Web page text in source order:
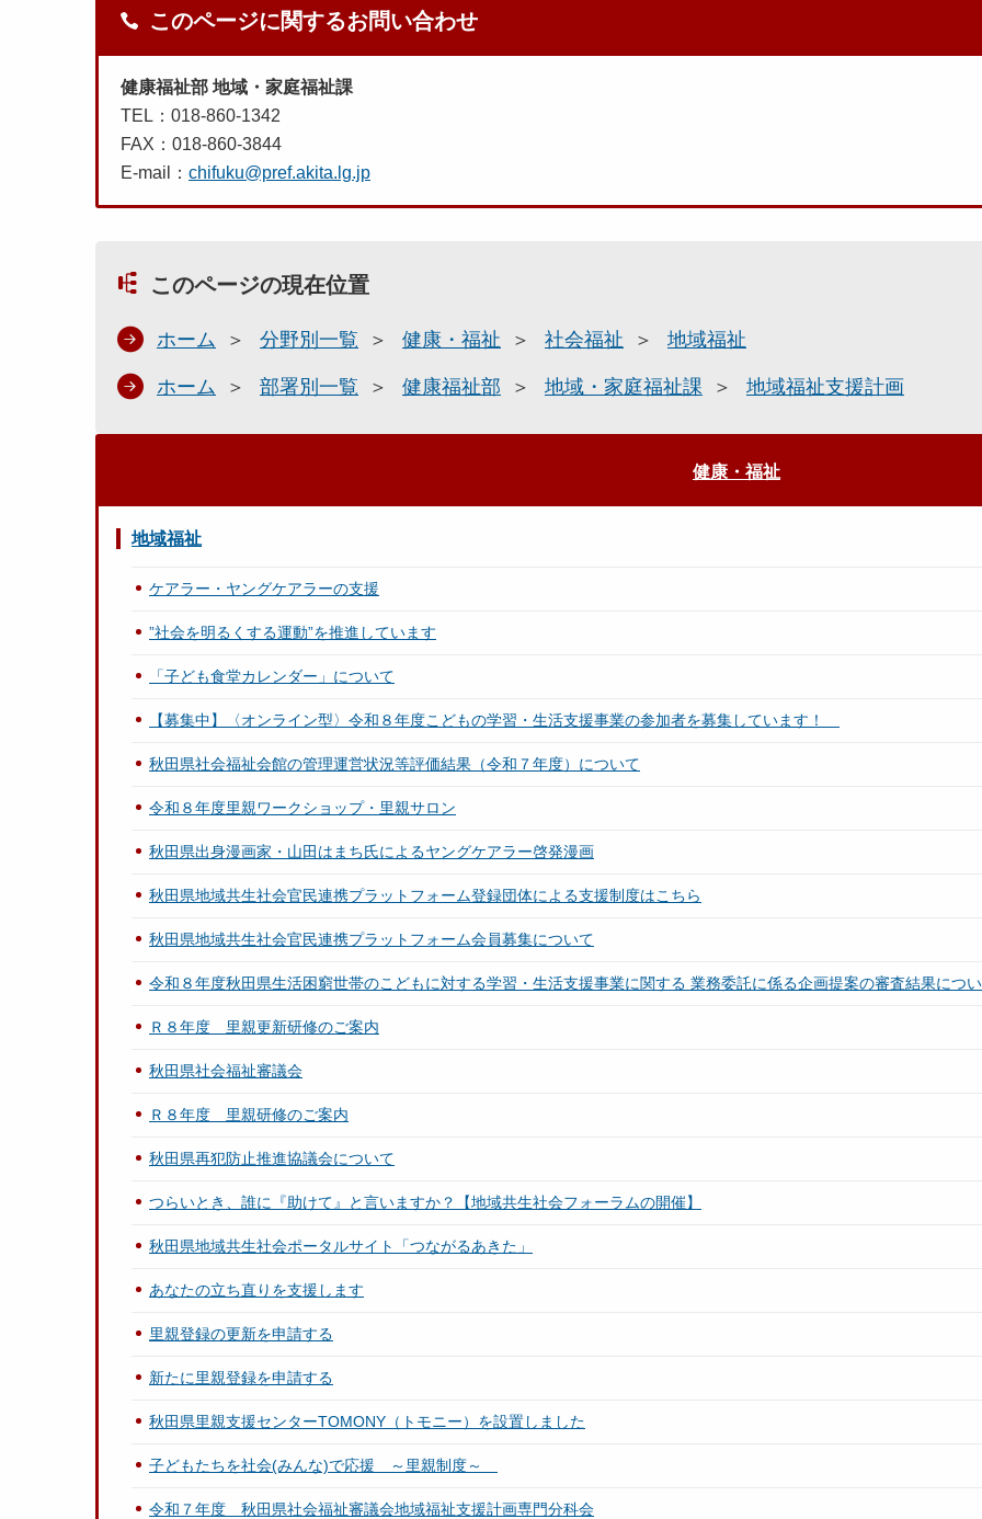
このページに関するお問い合わせ
健康福祉部 地域・家庭福祉課
TEL：018-860-1342
FAX：018-860-3844
E-mail： chifuku@pref.akita.lg.jp
このページの現在位置
ホーム 分野別一覧 健康・福祉 社会福祉 地域福祉
ホーム 部署別一覧 健康福祉部 地域・家庭福祉課 地域福祉支援計画
健康・福祉
地域福祉
ケアラー・ヤングケアラーの支援
”社会を明るくする運動”を推進しています
「子ども食堂カレンダー」について
【募集中】〈オンライン型〉令和８年度こどもの学習・生活支援事業の参加者を募集しています！
秋田県社会福祉会館の管理運営状況等評価結果（令和７年度）について
令和８年度里親ワークショップ・里親サロン
秋田県出身漫画家・山田はまち氏によるヤングケアラー啓発漫画
秋田県地域共生社会官民連携プラットフォーム登録団体による支援制度はこちら
秋田県地域共生社会官民連携プラットフォーム会員募集について
令和８年度秋田県生活困窮世帯のこどもに対する学習・生活支援事業に関する 業務委託に係る企画提案の審査結果につ
Ｒ８年度 里親更新研修のご案内
秋田県社会福祉審議会
Ｒ８年度 里親研修のご案内
秋田県再犯防止推進協議会について
つらいとき、誰に『助けて』と言いますか？【地域共生社会フォーラムの開催】
秋田県地域共生社会ポータルサイト「つながるあきた」
あなたの立ち直りを支援します
里親登録の更新を申請する
新たに里親登録を申請する
秋田県里親支援センターTOMONY（トモニー）を設置しました
子どもたちを社会(みんな)で応援 ～里親制度～
令和７年度 秋田県社会福祉審議会地域福祉支援計画専門分科会